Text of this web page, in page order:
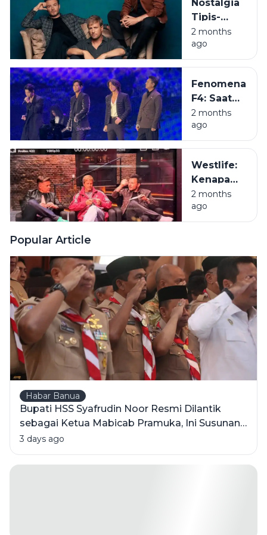
Tampan,
Ini Sisi
Lain yang
Jarang
Terungkap
Nostalgia
Tipis-
Tipis:
Deretan
Album
Terbaik
yang
Wajib
Masuk
Playlist
Kamu
2 months
ago
Fenomena
F4: Saat
Seluruh
Indonesia
Terkena
Meteor
Garden
2 months
ago
Westlife:
Kenapa
Boyband
'Bapak-
Bapak
Juara di
Hati Orang
Indonesia?
2 months
ago
Popular Article
Habar Banua
Bupati HSS Syafrudin Noor Resmi Dilantik
sebagai Ketua Mabicab Pramuka, Ini Susunan
Pengurus 2025-2030
3 days ago